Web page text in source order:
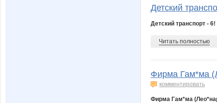
Детский
Детский транспорт - 6!
Читать полностью
Фирма Гам*ма
комментировать
Фирма Гам*ма